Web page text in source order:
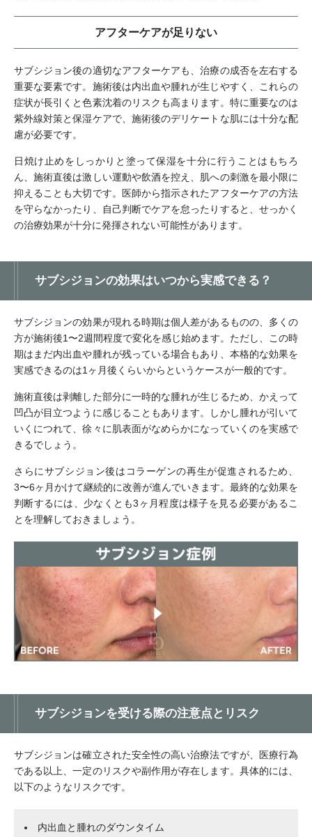
アフターケアが足りない
サブシジョン後の適切なアフターケアも、治療の成否を左右する
重要な要素です。施術後は内出血や腫れが生じやすく、これらの
症状が長引くと色素沈着のリスクも高まります。特に重要なのは
紫外線対策と保湿ケアで、施術後のデリケートな肌には十分な配
慮が必要です。
日焼け止めをしっかりと塗って保湿を十分に行うことはもちろ
ん、施術直後は激しい運動や飲酒を控え、肌への刺激を最小限に
抑えることも大切です。医師から指示されたアフターケアの方法
を守らなかったり、自己判断でケアを怠ったりすると、せっかく
の治療効果が十分に発揮されない可能性があります。
サブシジョンの効果はいつから実感できる？
サブシジョンの効果が現れる時期は個人差があるものの、多くの
方が施術後1〜2週間程度で変化を感じ始めます。ただし、この時
期はまだ内出血や腫れが残っている場合もあり、本格的な効果を
実感できるのは1ヶ月後くらいからというケースが一般的です。
施術直後は剥離した部分に一時的な腫れが生じるため、かえって
凹凸が目立つように感じることもあります。しかし腫れが引いて
いくにつれて、徐々に肌表面がなめらかになっていくのを実感で
きるでしょう。
さらにサブシジョン後はコラーゲンの再生が促進されるため、
3〜6ヶ月かけて継続的に改善が進んでいきます。最終的な効果を
判断するには、少なくとも3ヶ月程度は様子を見る必要があるこ
とを理解しておきましょう。
サブシジョンを受ける際の注意点とリスク
サブシジョンは確立された安全性の高い治療法ですが、医療行為
である以上、一定のリスクや副作用が存在します。具体的には、
以下のようなリスクです。
内出血と腫れのダウンタイム